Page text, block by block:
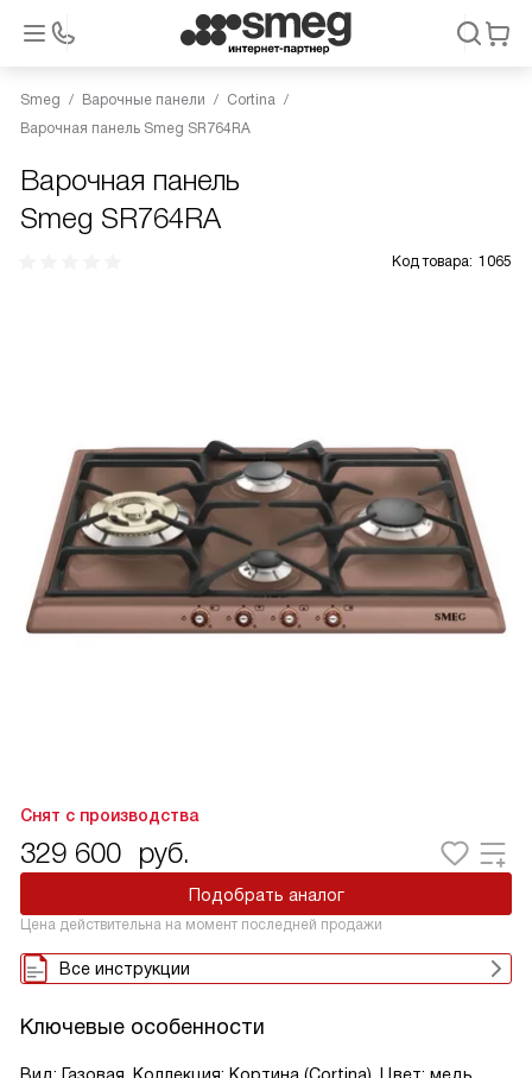
Smeg Варочные панели
Cortina
Варочная панель Smeg SR764RA
Варочная панель
Smeg SR764RA
Код товара: 1065
Снят с производства
329 600 руб.
Подобрать аналог
Цена действительна на момент последней продажи
Все инструкции
Ключевые особенности